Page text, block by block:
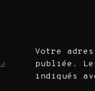
Votre
publiée.
indiqués